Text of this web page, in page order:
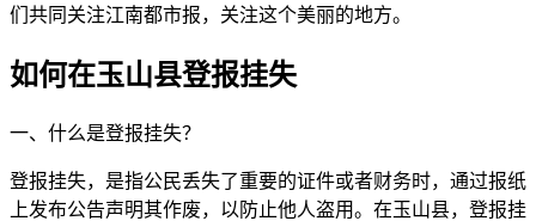
们共同关注江南都市报，关注这个美丽的地方。
如何在玉山县登报挂失
一、什么是登报挂失？
登报挂失，是指公民丢失了重要的证件或者财务时，通过报纸
上发布公告声明其作废，以防止他人盗用。在玉山县，登报挂